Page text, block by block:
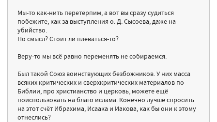
Мы-то как-нить перетерпим, а вот вы сразу судиться
побежите, как за выступления о. Д. Сысоева, даже на
убийство.
Но смысл? Стоит ли плеваться-то?
Веру-то мы всё равно переменять не собираемся.
Был такой Союз воинствующих безбожников. У них масса
всяких критических и сверхкритических материалов по
Библии, про христианство и церковь, можете ещё
поиспользовать на благо ислама. Конечно лучше спросить
на этот счёт Ибрахима, Исаака и Иакова, как бы они к этому
отнеслись?